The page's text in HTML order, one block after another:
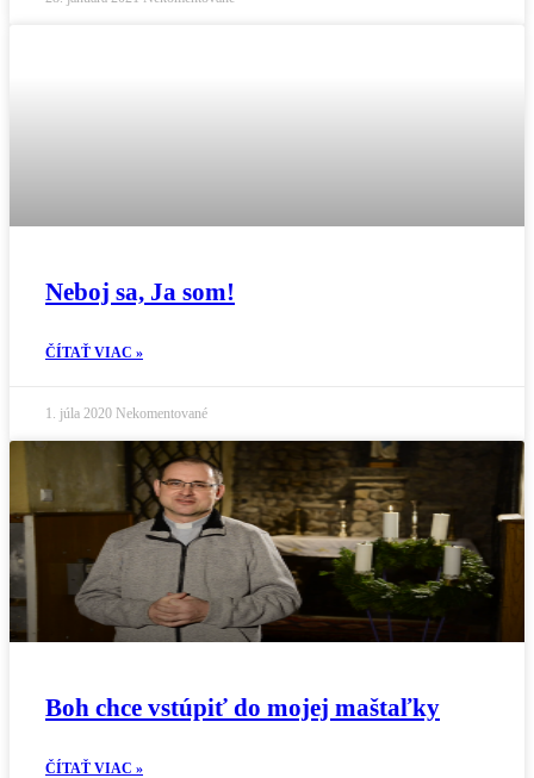
Neboj sa, Ja som!
ČÍTAŤ VIAC »
1. júla 2020 Nekomentované
Boh chce vstúpiť do mojej maštaľky
ČÍTAŤ VIAC »